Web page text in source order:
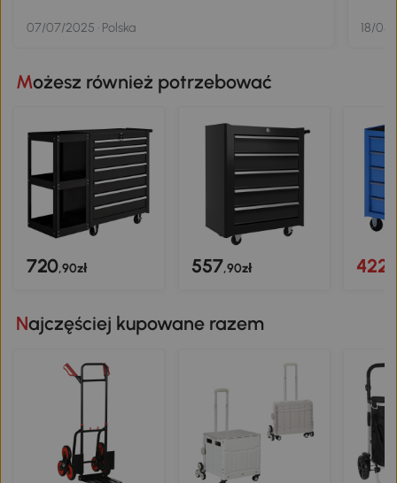
07/07/2025 · Polska 18/
Możesz również potrzebować
720,90zł 557,90zł 422
Najczęściej kupowane razem